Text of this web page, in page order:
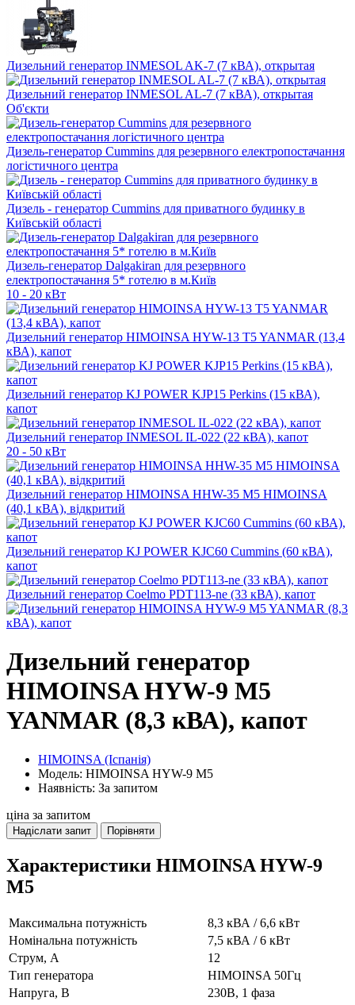
Дизельний генератор INMESOL AK-7 (7 кВА), открытая
Дизельний генератор INMESOL AL-7 (7 кВА), открытая
Об'єкти
Дизель-генератор Cummins для резервного електропостачання
логістичного центра
Дизель - генератор Cummins для приватного будинку в
Київській області
Дизель-генератор Dalgakiran для резервного
електропостачання 5* готелю в м.Київ
10 - 20 кВт
Дизельний генератор HIMOINSA HYW-13 T5 YANMAR (13,4
кВА), капот
Дизельний генератор KJ POWER KJP15 Perkins (15 кВА),
капот
Дизельний генератор INMESOL IL-022 (22 кВА), капот
20 - 50 кВт
Дизельний генератор HIMOINSA HHW-35 M5 HIMOINSA
(40,1 кВА), відкритий
Дизельний генератор KJ POWER KJC60 Cummins (60 кВА),
капот
Дизельний генератор Coelmo PDT113-ne (33 кВА), капот
Дизельний генератор
HIMOINSA HYW-9 M5
YANMAR (8,3 кВА), капот
HIMOINSA (Іспанія)
Модель: HIMOINSA HYW-9 M5
Наявність: За запитом
ціна за запитом
Надіслати запит Порівняти
Характеристики HIMOINSA HYW-9
M5
Максимальна потужність
8,3 кВА / 6,6 кВт
Номінальна потужність
7,5 кВА / 6 кВт
Струм, А
12
Тип генератора
HIMOINSA 50Гц
Напруга, В
230В, 1 фаза